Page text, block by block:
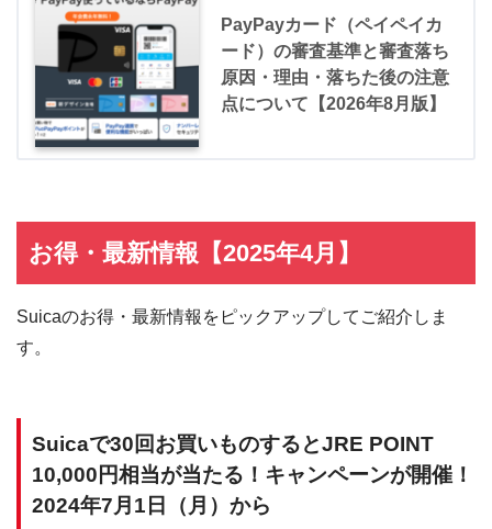
PayPayカード（ペイペイカ
ード）の審査基準と審査落ち
原因・理由・落ちた後の注意
点について【2026年8月版】
お得・最新情報【2025年4月】
Suicaのお得・最新情報をピックアップしてご紹介しま
す。
Suicaで30回お買いものするとJRE POINT
10,000円相当が当たる！キャンペーンが開催！
2024年7月1日（月）から